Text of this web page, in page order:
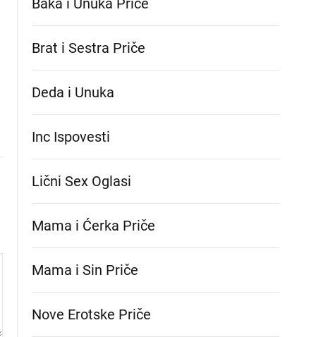
Baka i Unuka Pričе
Brat i Sestra Priče
Deda i Unuka
Inc Ispovesti
Lični Sex Oglasi
Mama i Ćerka Priče
Mama i Sin Priče
Nove Erotske Priče